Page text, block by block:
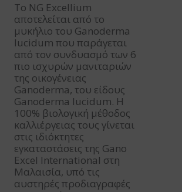
Το NG Excellium
αποτελείται από το
μυκήλιο του Ganoderma
lucidum που παράγεται
από τον συνδυασμό των 6
πιο ισχυρών μανιταριών
της οικογένειας
Ganoderma, του είδους
Ganoderma lucidum. Η
100% βιολογική μέθοδος
καλλιέργειας τους γίνεται
στις ιδιόκτητες
εγκαταστάσεις της Gano
Excel International στη
Μαλαισία, υπό τις
αυστηρές προδιαγραφές